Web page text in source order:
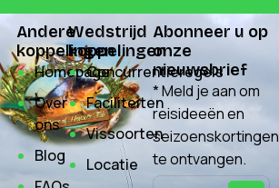
Andere
koppelingen
Homepage
Over
ons
Blog
Wedstrijd
koppelingen
Concurrentieregels
Faciliteiten
Vissoorten
Locatie
Abonneer u op
onze
nieuwsbrief
* Meld je aan om
reisideeën en
seizoenskortingen
te ontvangen.